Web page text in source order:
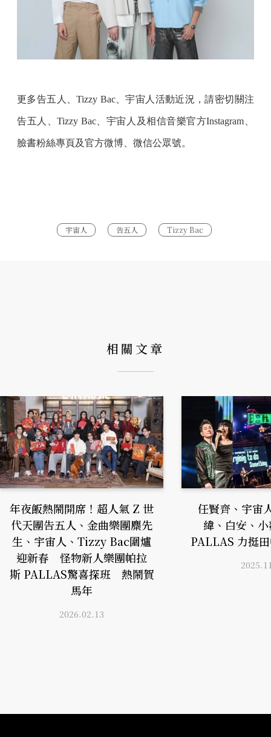
更多告五人、Tizzy Bac、宇宙人活動近況，請密切關注
告五人、Tizzy Bac、宇宙人及相信音樂官方Instagram、
臉書粉絲專頁及官方微博、微信公眾號。
宇宙人 告五人 Tizzy Bac
相關文章
年夜飯熱鬧開席！超人氣 Z 世
代天團告五人、金曲樂團麋先
生、宇宙人、Tizzy Bac圍爐
迎新春 怪物新人樂團帕拉
斯 PALLAS驚喜探班 熱鬧賀
馬年
2026.02.13
任賢齊、宇宙
緯、白安、
PALLAS 力挺